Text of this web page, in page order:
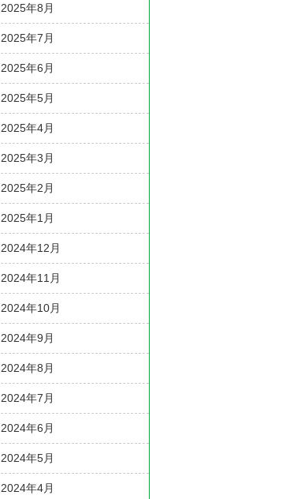
2025年8月
2025年7月
2025年6月
2025年5月
2025年4月
2025年3月
2025年2月
2025年1月
2024年12月
2024年11月
2024年10月
2024年9月
2024年8月
2024年7月
2024年6月
2024年5月
2024年4月